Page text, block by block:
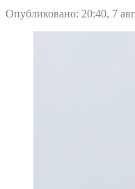
Опубликовано: 20:40, 7